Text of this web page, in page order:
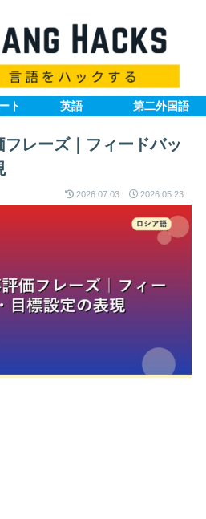
ト 英語 第二外国語
レーズ｜フィードバッ
2026.07.03 2026.05.23